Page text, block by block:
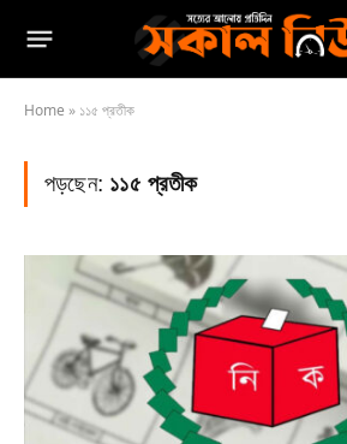
Home » ১১৫ প্রতীক
পড়ছেন: ১১৫ প্রতীক